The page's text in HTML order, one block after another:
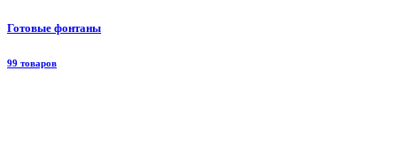
Готовые фонтаны
99 товаров